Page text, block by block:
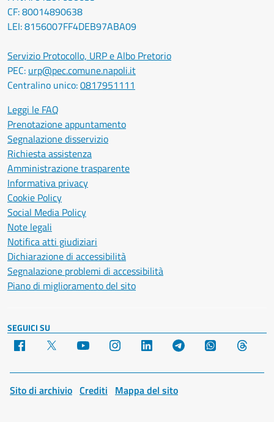
CF: 80014890638
LEI: 8156007FF4DEB97ABA09
Servizio Protocollo, URP e Albo Pretorio
PEC: urp@pec.comune.napoli.it
Centralino unico:0817951111
Leggi le FAQ
Prenotazione appuntamento
Segnalazione disservizio
Richiesta assistenza
Amministrazione trasparente
Informativa privacy
Cookie Policy
Social Media Policy
Note legali
Notifica atti giudiziari
Dichiarazione di accessibilità
Segnalazione problemi di accessibilità
Piano di miglioramento del sito
SEGUICI SU
Facebook YouTube Instagram LinkedIn Telegram WhatsApp
Sito di archivio Crediti Mappa del sito